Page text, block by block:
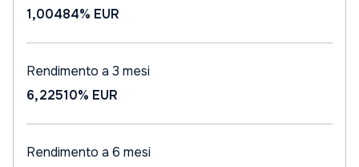
1,00484% EUR
Rendimento a 3 mesi
6,22510% EUR
Rendimento a 6 mesi